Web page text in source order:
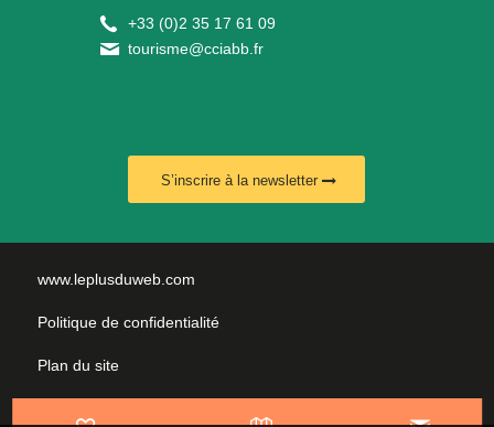
+33 (0)2 35 17 61 09
tourisme@cciabb.fr
S’inscrire à la newsletter
www.leplusduweb.com
Politique de confidentialité
Plan du site